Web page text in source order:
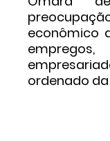
econômico
ordenado